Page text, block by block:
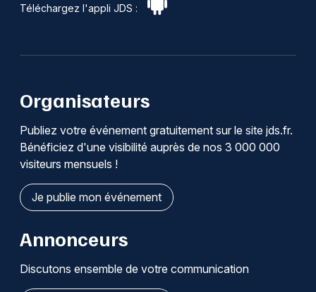
Téléchargez l'appli JDS :
Organisateurs
Publiez votre événement gratuitement sur le site jds.fr.
Bénéficiez d'une visibilité auprès de nos 3 000 000
visiteurs mensuels !
Je publie mon événement
Annonceurs
Discutons ensemble de votre communication